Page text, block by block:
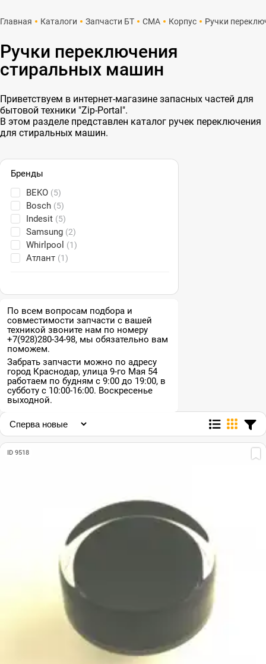
Главная Каталоги Запчасти БТ СМА Корпус Ручки
Ручки переключения
стиральных машин
Приветствуем в интернет-магазине запасных частей для
бытовой техники "Zip-Portal".
В этом разделе представлен каталог ручек переключения
для стиральных машин.
Бренды
BEKO (5)
Bosch (5)
Indesit (5)
Samsung (2)
Whirlpool (1)
Атлант (1)
По всем вопросам подбора и
совместимости запчасти с вашей
техникой звоните нам по номеру
+7(928)280-34-98, мы обязательно вам
поможем.
Забрать запчасти можно по адресу
город Краснодар, улица 9-го Мая 54
работаем по будням с 9:00 до 19:00, в
субботу с 10:00-16:00. Воскресенье
выходной.
ID 9518